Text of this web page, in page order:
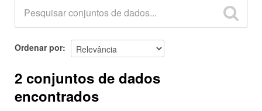
Ordenar por
2 conjuntos de dados
encontrados